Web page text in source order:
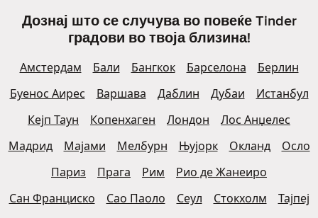
Дознај што се случува во повеќе Tinder
градови во твоја близина!
Амстердам Бали Бангкок Барселона
Берлин
Буенос Аирес
Варшава Даблин Дубаи
Истанбул
Кејп Таун
Копенхаген Лондон
Лос Анџелес
Мадрид
Мајами Мелбурн Њујорк Окланд
Осло
Париз
Прага Рим
Рио де Жанеиро
Сан Франциско
Сао Паоло Сеул Стокхолм
Тајпеј